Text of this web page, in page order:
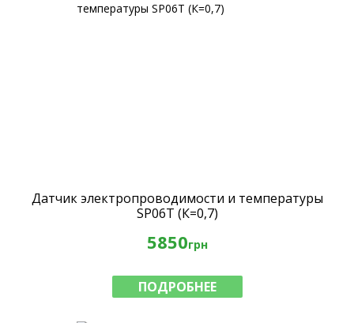
Датчик электропроводимости и температуры
SP06T (К=0,7)
5850грн
ПОДРОБНЕЕ